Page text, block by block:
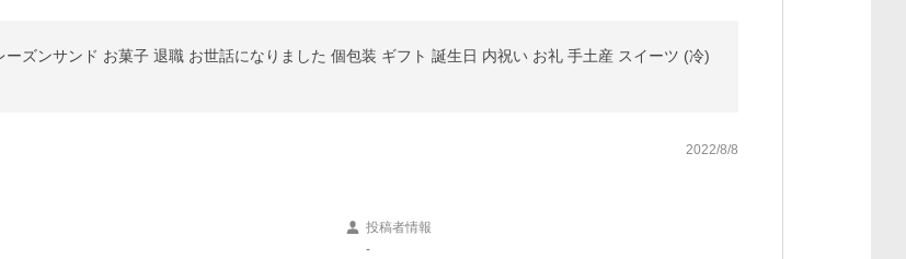
ズンサンド お菓子 退職 お世話になりました 個包装 ギフト 誕生日 内祝い お礼 手土産 スイーツ (冷)
2022/8/8
投稿者情報
-